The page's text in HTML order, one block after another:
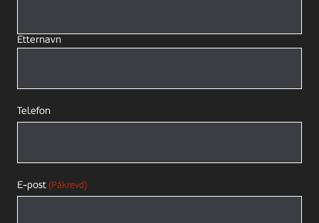
Etternavn
Telefon
E-post (Påkrevd)